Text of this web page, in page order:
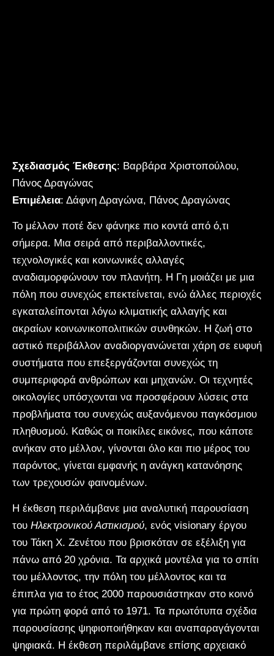
Σχεδιασμός Έκθεσης: Βαρβάρα Χριστοπούλου,
Πάνος Δραγώνας
Επιμέλεια: Δάφνη Δραγώνα, Πάνος Δραγώνας
Το μέλλον ποτέ δεν φάνηκε πιο κοντά από ό,τι
σήμερα. Μια σειρά από περιβαλλοντικές,
τεχνολογικές και κοινωνικές αλλαγές
αναδιαμορφώνουν τον πλανήτη. Η Γη μοιάζει με μια
πόλη που συνεχώς επεκτείνεται, ενώ άλλες περιοχές
εγκαταλείπονται λόγω κλιματικής αλλαγής και
ακραίων κοινωνικοπολιτικών συνθηκών. Η ζωή στο
αστικό περιβάλλον αναδιοργανώνεται χάρη σε ευφυή
συστήματα που επεξεργάζονται συνεχώς τη
συμπεριφορά ανθρώπων και μηχανών. Οι τεχνητές
οικολογίες υπόσχονται να προσφέρουν λύσεις στα
προβλήματα του συνεχώς αυξανόμενου παγκόσμιου
πληθυσμού. Καθώς οι ποικίλες εικόνες, που κάποτε
ανήκαν στο μέλλον, γίνονται όλο και πιο μέρος του
παρόντος, γίνεται εμφανής η ανάγκη κατανόησης
των τρεχουσών φαινομένων.
Η έκθεση περιλάμβανε μια αναλυτική παρουσίαση
του Ηλεκτρονικού Αστικισμού, ενός visionary έργου
του Τάκη Χ. Ζενέτου που βρισκόταν σε εξέλιξη για
πάνω από 20 χρόνια. Τα αρχικά μοντέλα για το σπίτι
του μέλλοντος, την πόλη του μέλλοντος και τα
έπιπλα για το έτος 2000 παρουσιάστηκαν στο κοινό
για πρώτη φορά από το 1971. Τα πρωτότυπα σχέδια
παρουσίασης ψηφιοποιήθηκαν και αναπαραγάγονται
ψηφιακά. Η έκθεση περιλάμβανε επίσης αρχειακό